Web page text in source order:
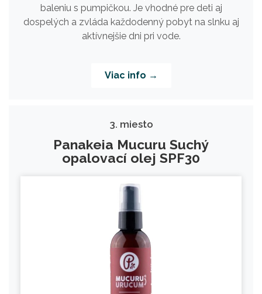
baleniu s pumpičkou. Je vhodné pre deti aj
dospelých a zvláda každodenný pobyt na slnku aj
aktívnejšie dni pri vode.
Viac info →
3. miesto
Panakeia Mucuru Suchý
opalovací olej SPF30